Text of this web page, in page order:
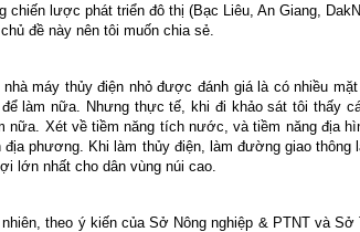
chiến lược phát triển đô thị (Bạc Liêu, An Giang,
đề này nên tôi muốn chia sẻ.
nhà máy thủy điện nhỏ được đánh giá là có nhiều
làm nữa. Nhưng thực tế, khi đi khảo sát tôi thấy
nữa. Xét về tiềm năng tích nước, và tiềm năng địa
địa phương. Khi làm thủy điện, làm đường giao
lớn nhất cho dân vùng núi cao.
theo ý kiến của Sở Nông nghiệp & PTNT và